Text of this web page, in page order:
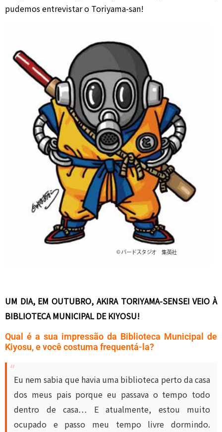
pudemos entrevistar o Toriyama-san!
UM DIA, EM OUTUBRO, AKIRA TORIYAMA-SENSEI VEIO À
BIBLIOTECA MUNICIPAL DE KIYOSU!
Qual é a sua impressão da Biblioteca Municipal de
Kiyosu, e você costuma frequentá-la?
Eu nem sabia que havia uma biblioteca perto da casa
dos meus pais porque eu passava o tempo todo
dentro de casa… E atualmente, estou muito
ocupado e passo meu tempo livre dormindo.